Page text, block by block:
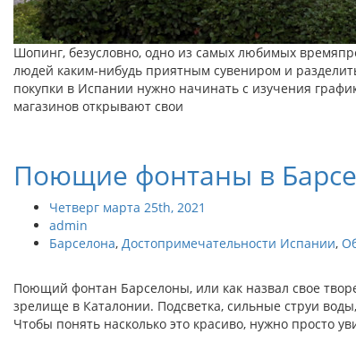
Шопинг, безусловно, одно из самых любимых
людей каким-нибудь приятным сувениром и
покупки в Испании нужно начинать с изучения
магазинов открывают свои
Поющие фонтаны в
Четверг марта 25th, 2021
admin
Барселона, Достопримечательности Испании,
Поющий фонтан Барселоны, или как назвал свое
зрелище в Каталонии. Подсветка, сильные струи
Чтобы понять насколько это красиво, нужно просто